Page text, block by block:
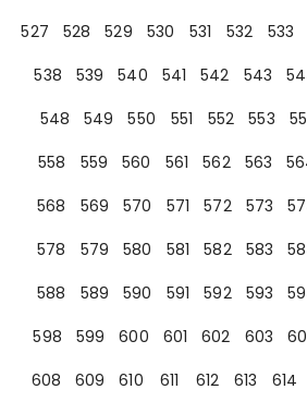
527
528 529 530 531 532 533
538
539 540 541 542 543
548
549 550 551 552 553
558
559 560 561 562 563
568
569 570 571 572 573
578
579 580 581 582 583
588
589 590 591 592 593
598
599 600 601 602 603
608
609 610 611 612 613 614